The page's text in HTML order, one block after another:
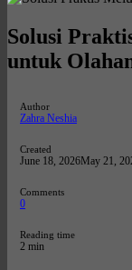
Solusi
untuk
Author
Zahra Neshia
Created
June 18, 2026May 21,
Comments
0
Reading time
2 min